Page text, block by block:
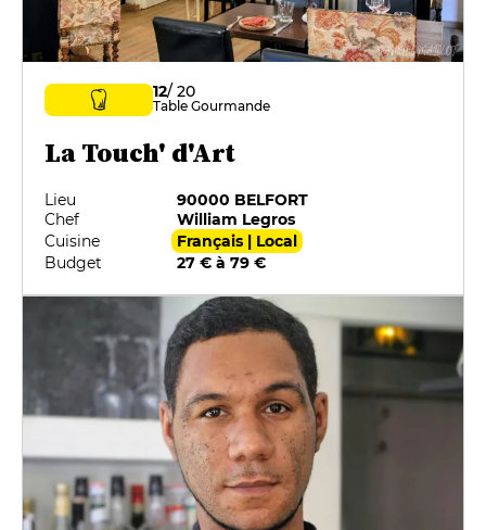
12/ 20
Table Gourmande
La Touch' d'Art
Lieu
90000 BELFORT
Chef
William Legros
Cuisine
Français | Local
Budget
27 € à 79 €